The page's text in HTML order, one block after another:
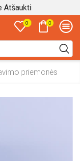
Atšaukti
0 0
priemonės